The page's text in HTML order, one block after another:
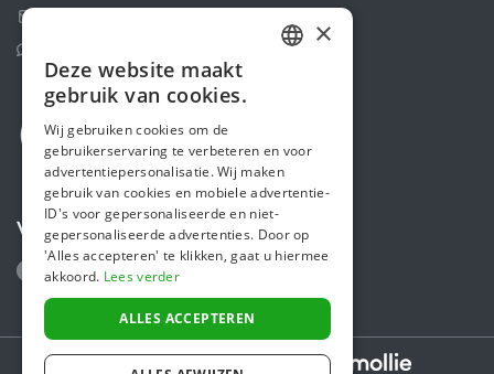
Volg ons
Secure payments powered by
ENGLISH
×
Deze website maakt
gebruik van cookies.
Wij gebruiken cookies om de
gebruikerservaring te verbeteren en voor
advertentiepersonalisatie. Wij maken
gebruik van cookies en mobiele advertentie-
ID's voor gepersonaliseerde en niet-
gepersonaliseerde advertenties. Door op
'Alles accepteren' te klikken, gaat u hiermee
akkoord. Lees verder
ALLES ACCEPTEREN